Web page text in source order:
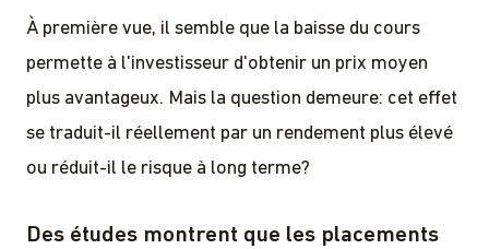
À première vue, il semble que la baisse du cours
permette à l'investisseur d'obtenir un prix moyen
plus avantageux. Mais la question demeure: cet effet
se traduit-il réellement par un rendement plus élevé
ou réduit-il le risque à long terme?
Des études montrent que les placements